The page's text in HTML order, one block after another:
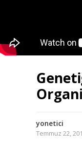
yonetici
Temmuz 22,